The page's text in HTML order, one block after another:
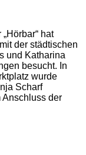
hat
der städtischen
und Katharina
besucht. In
wurde
Scharf
Anschluss der